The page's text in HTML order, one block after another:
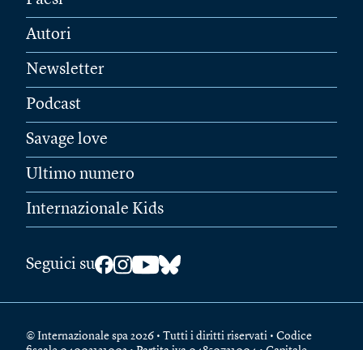
Autori
Newsletter
Podcast
Savage love
Ultimo numero
Internazionale Kids
Seguici su
© Internazionale spa 2026 • Tutti i diritti riservati • Codice